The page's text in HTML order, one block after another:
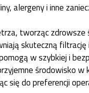
alergeny i inne
tworząc
skuteczną filtrację
w szybkiej i
środowisko w
się do preferencji